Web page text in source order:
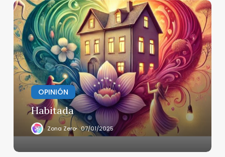
Habitada
OPINIÓN
Habitada
Zona Zero 07/01/2025